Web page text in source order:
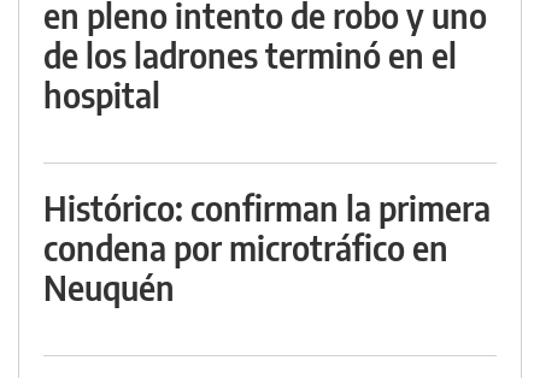
en pleno intento de robo y uno
de los ladrones terminó en el
hospital
Histórico: confirman la primera
condena por microtráfico en
Neuquén